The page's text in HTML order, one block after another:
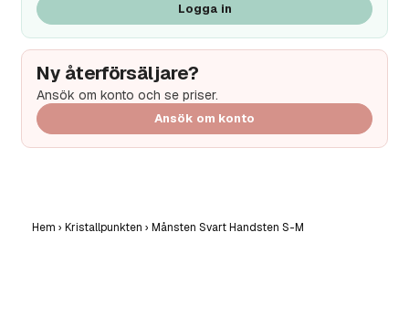
Logga in
Ny återförsäljare?
Ansök om konto och se priser.
Ansök om konto
Hem › Kristallpunkten › Månsten Svart Handsten S-M